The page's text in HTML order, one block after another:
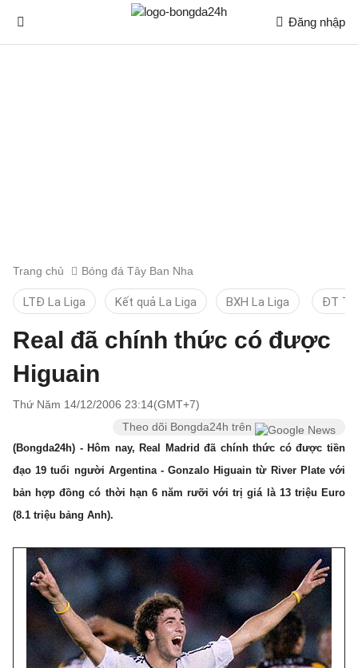
Đăng nhập
Trang chủ Bóng đá Tây Ban Nha
LTĐ La Liga Kết quả La Liga BXH La Liga ĐT
Real đã chính thức có được
Higuain
Thứ Năm 14/12/2006 23:14(GMT+7)
Theo dõi Bongda24h trên
(Bongda24h) - Hôm nay, Real Madrid đã chính thức có được tiền
đạo 19 tuổi người Argentina - Gonzalo Higuain từ River Plate với
bản hợp đồng có thời hạn 6 năm rưỡi với trị giá là 13 triệu Euro
(8.1 triệu bảng Anh).